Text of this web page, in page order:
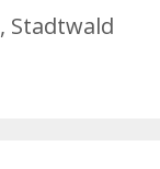
, Stadtwald